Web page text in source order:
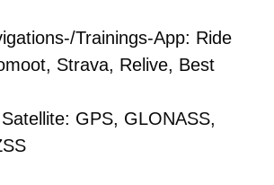
Trainings-App: Ride
Strava, Relive, Best
GPS, GLONASS,